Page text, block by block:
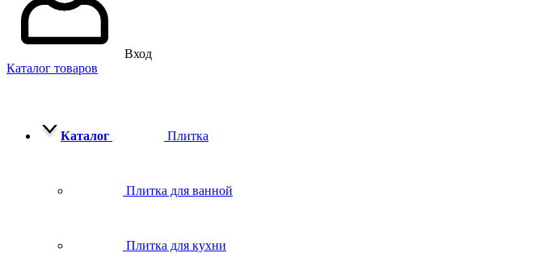
Вход
Каталог товаров
Каталог Плитка
Плитка для ванной
Плитка для кухни